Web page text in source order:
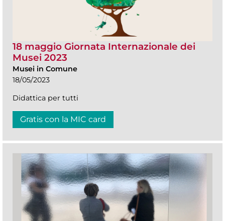
18 maggio Giornata Internazionale dei
Musei 2023
Musei in Comune
18/05/2023
Didattica per tutti
Gratis con la MIC card